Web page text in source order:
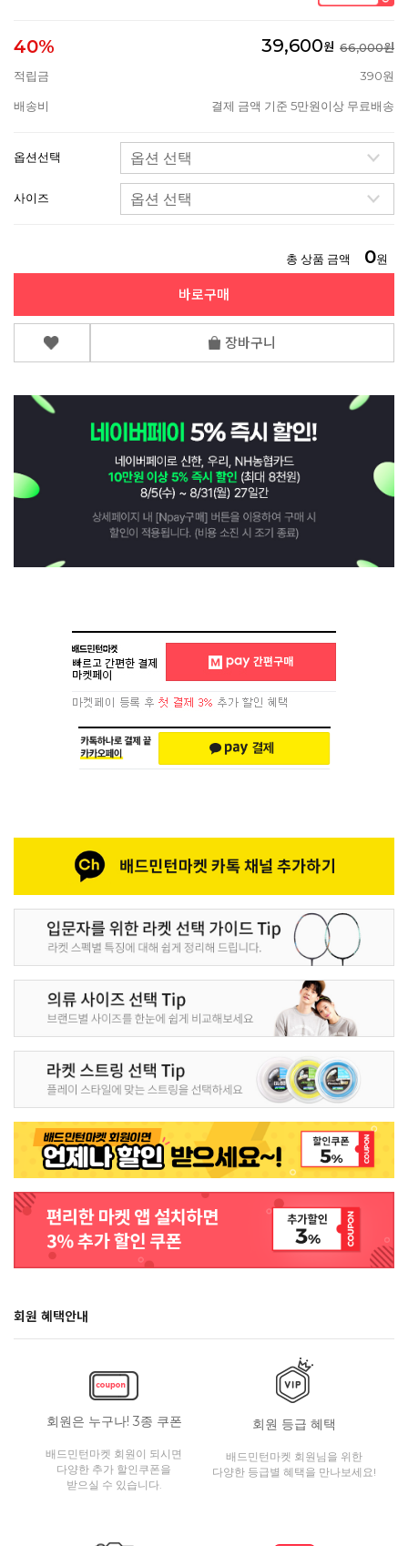
40% 39,600원 66,000원
적립금
390원
배송비 결제 금액 기준 5만원이상 무료배송
옵션선택
사이즈
총 상품 금액 0원
바로구매
장바구니
회원 혜택안내
회원은 누구나! 3종 쿠폰
배드민턴마켓 회원이 되시면
다양한 추가 할인쿠폰을
받으실 수 있습니다.
회원 등급 혜택
배드민턴마켓 회원님을 위한
다양한 등급별 혜택을 만나보세요!